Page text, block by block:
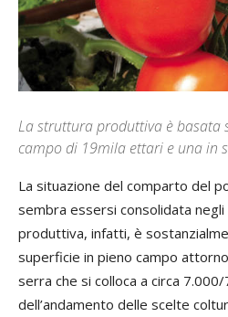
La struttura produttiva è basata
campo di 19mila ettari e una in
La situazione del comparto del
sembra essersi consolidata
produttiva, infatti, è
superficie in pieno campo
serra che si colloca a circa
dell’andamento delle scelte